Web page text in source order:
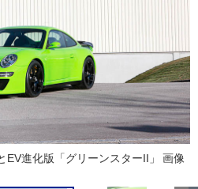
EV進化版「グリーンスターII」 画像